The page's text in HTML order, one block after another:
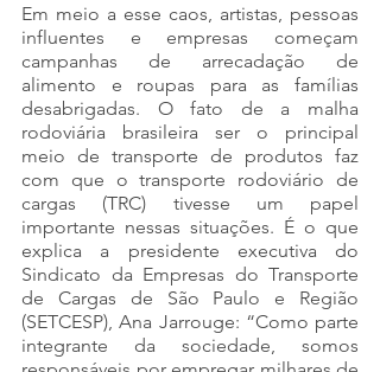
Em meio a esse caos, artistas, pessoas
influentes e empresas começam
campanhas de arrecadação de
alimento e roupas para as famílias
desabrigadas. O fato de a malha
rodoviária brasileira ser o principal
meio de transporte de produtos faz
com que o transporte rodoviário de
cargas (TRC) tivesse um papel
importante nessas situações. É o que
explica a presidente executiva do
Sindicato da Empresas do Transporte
de Cargas de São Paulo e Região
(SETCESP), Ana Jarrouge: “Como parte
integrante da sociedade, somos